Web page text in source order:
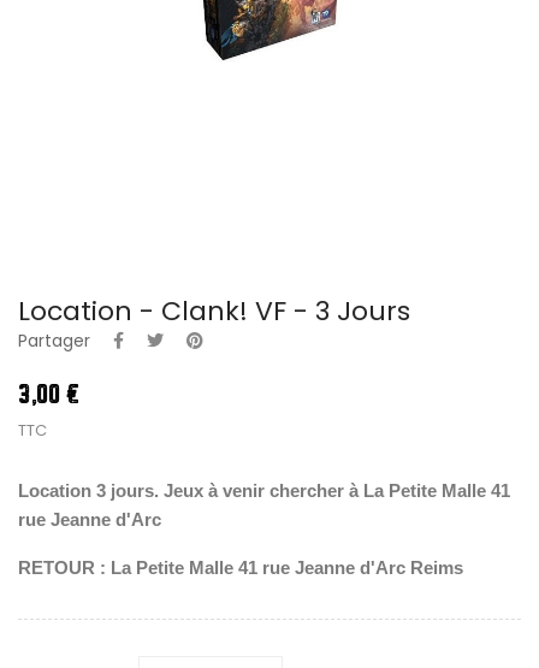
Location - Clank! VF - 3 Jours
Partager
3,00 €
TTC
Location 3 jours. Jeux à venir chercher à La Petite Malle 41
rue Jeanne d'Arc
RETOUR : La Petite Malle 41 rue Jeanne d'Arc Reims